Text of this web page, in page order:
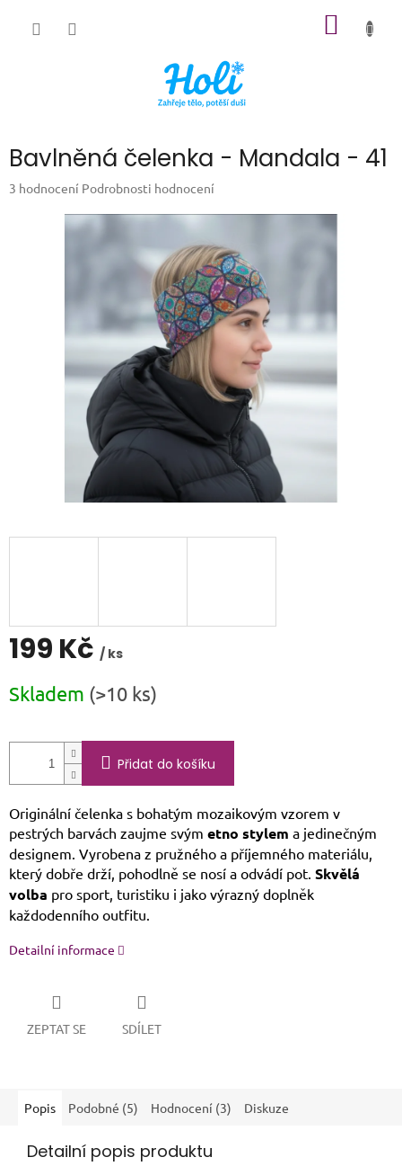
Bavlněná čelenka - Mandala - 41
Průměrné
3 hodnocení Podrobnosti hodnocení
199 Kč / ks
cena:
Skladem (>10 ks)
Přidat do košíku
Originální čelenka s bohatým mozaikovým vzorem v
pestrých barvách zaujme svým etno stylem a jedinečným
designem. Vyrobena z pružného a příjemného materiálu,
který dobře drží, pohodlně se nosí a odvádí pot. Skvělá
volba pro sport, turistiku i jako výrazný doplněk
každodenního outfitu.
Detailní informace
ZEPTAT SE SDÍLET
Popis Podobné (5) Hodnocení (3) Diskuze
Detailní popis produktu